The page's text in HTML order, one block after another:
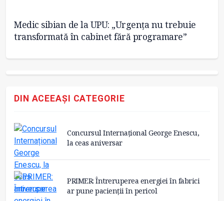
Medic sibian de la UPU: „Urgența nu trebuie
transformată în cabinet fără programare”
DIN ACEEAȘI CATEGORIE
Concursul Internațional George Enescu,
la ceas aniversar
PRIMER: Întreruperea energiei în fabrici
ar pune pacienții în pericol